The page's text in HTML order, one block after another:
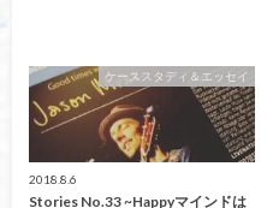
ケーススタディ＆エッセイ
2018.8.6
Stories No.33 ~Happyマインドは